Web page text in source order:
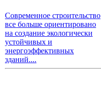
Современное строительство
все больше ориентировано
на создание экологически
устойчивых и
энергоэффективных
зданий....